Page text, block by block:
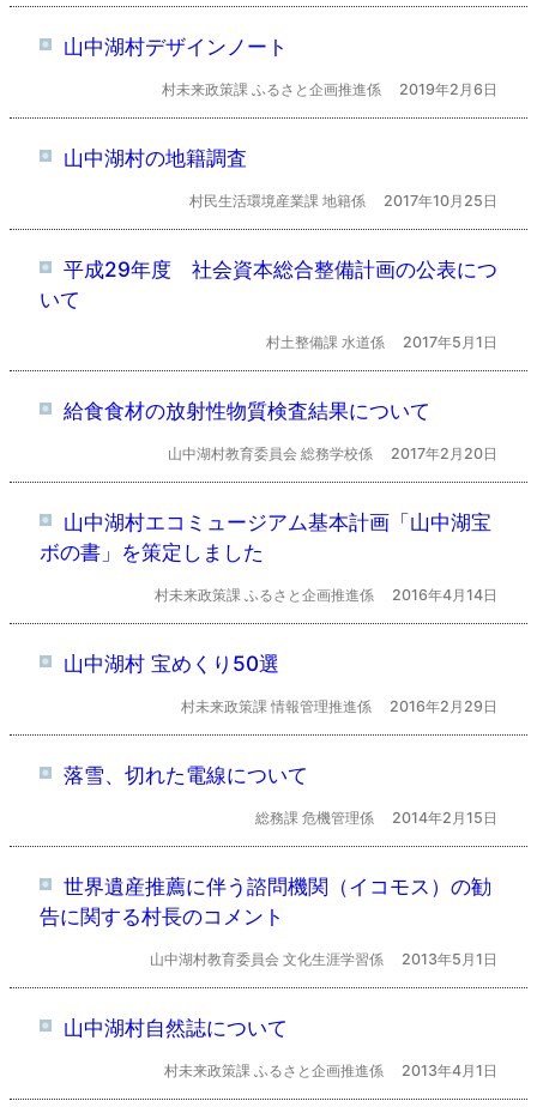
山中湖村デザインノート
村未来政策課 ふるさと企画推進係 2019年2月6日
山中湖村の地籍調査
村民生活環境産業課 地籍係 2017年10月25日
平成29年度 社会資本総合整備計画の公表につ
いて
村土整備課 水道係 2017年5月1日
給食食材の放射性物質検査結果について
山中湖村教育委員会 総務学校係 2017年2月20日
山中湖村エコミュージアム基本計画「山中湖宝
ボの書」を策定しました
村未来政策課 ふるさと企画推進係 2016年4月14日
山中湖村 宝めくり50選
村未来政策課 情報管理推進係 2016年2月29日
落雪、切れた電線について
総務課 危機管理係 2014年2月15日
世界遺産推薦に伴う諮問機関（イコモス）の勧
告に関する村長のコメント
山中湖村教育委員会 文化生涯学習係 2013年5月1日
山中湖村自然誌について
村未来政策課 ふるさと企画推進係 2013年4月1日